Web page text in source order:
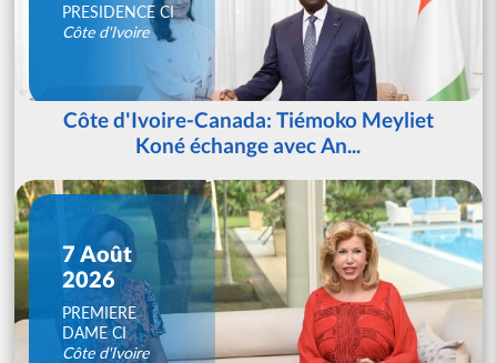
PRESIDENCE CI
Côte d'Ivoire
Côte d'Ivoire-Canada: Tiémoko Meyliet
Koné échange avec An...
7 Août
2026
PREMIERE
DAME CI
Côte d'Ivoire